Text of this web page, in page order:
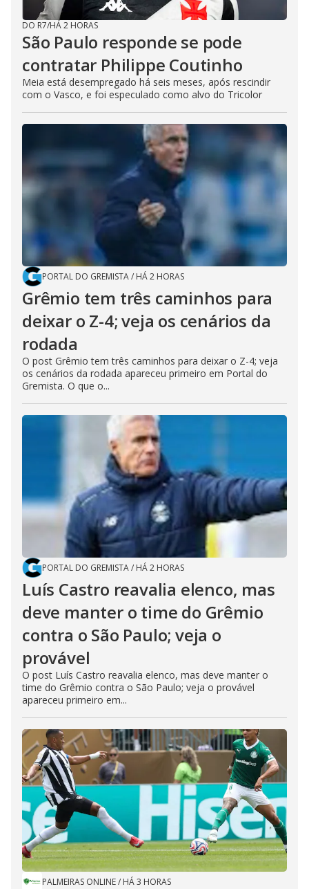
DO R7/HÁ 2 HORAS
São Paulo responde se pode
contratar Philippe Coutinho
Meia está desempregado há seis meses, após rescindir
com o Vasco, e foi especulado como alvo do Tricolor
PORTAL DO GREMISTA/ HÁ 2 HORAS
Grêmio tem três caminhos para
deixar o Z-4; veja os cenários da
rodada
O post Grêmio tem três caminhos para deixar o Z-4; veja
os cenários da rodada apareceu primeiro em Portal do
Gremista. O que o...
PORTAL DO GREMISTA/ HÁ 2 HORAS
Luís Castro reavalia elenco, mas
deve manter o time do Grêmio
contra o São Paulo; veja o
provável
O post Luís Castro reavalia elenco, mas deve manter o
time do Grêmio contra o São Paulo; veja o provável
apareceu primeiro em...
PALMEIRAS ONLINE/ HÁ 3 HORAS